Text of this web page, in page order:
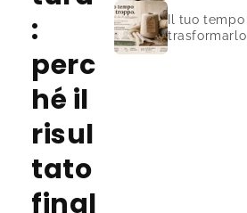
:
perc
hé il
risul
tato
final
Il tuo